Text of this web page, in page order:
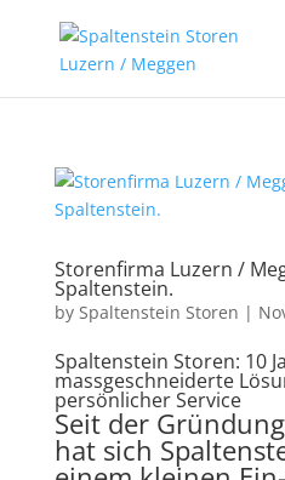
Storenfirma Luzern /
Spaltenstein.
by Spaltenstein Storen |
Spaltenstein Storen: 10
massgeschneiderte
persönlicher Service
Seit der
hat sich